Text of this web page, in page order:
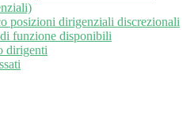
posizioni dirigenziali discrezionali
funzione disponibili
dirigenti